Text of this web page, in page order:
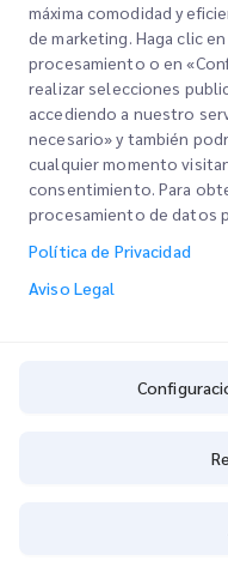
Consulta de sucursal
SUCURSALES
máxima comodidad y
de marketing. Haga clic
procesamiento o en
realizar selecciones
accediendo a nuestro
necesario» y también
cualquier momento
consentimiento. Para
procesamiento de datos
Política de Privacidad
Aviso Legal